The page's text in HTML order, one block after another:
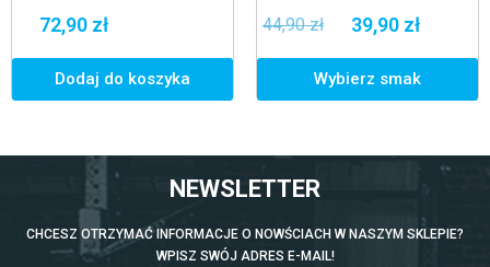
72,90 zł
Dodaj do koszyka
44,90 zł 39,90 zł
Wybierz smak
NEWSLETTER
CHCESZ OTRZYMAĆ INFORMACJE O NOWŚCIACH W NASZYM SKLEPIE?
WPISZ SWÓJ ADRES E-MAIL!